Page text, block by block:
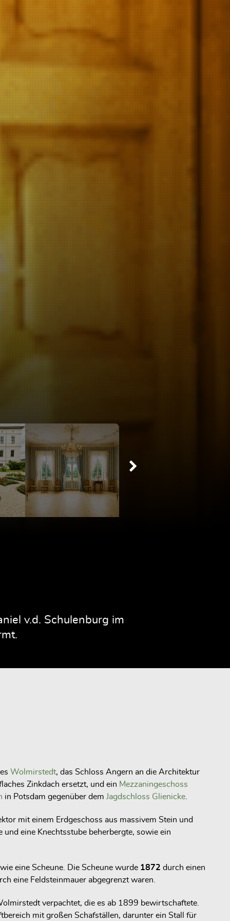
v.d. Schulenburg im
Wolmirstedt, das Schloss Angern an die Architektur
Zinkdach ersetzt, und ein Mezzaningeschoss
in Potsdam gegenüber dem Jagdschloss Glienicke.
mit einem Erdgeschoss aus massivem Stein und
eine Knechtsstube beherbergte, sowie ein
eine Scheune. Die Scheune wurde 1872 durch einen
eine Feldsteinmauer abgegrenzt waren.
verpachtet, die es ab 1899 bewirtschaftete.
mit großen Schafställen, darunter ein Stall für